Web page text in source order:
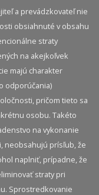
a prevádzkovateľ nie
obsiahnuté v obsahu
straty
na akejkoľvek
majú charakter
odporúčania)
pričom tieto sa
osobu. Takéto
na vykonanie
neobsahujú prísľub, že
naplniť, prípadne, že
straty pri
Sprostredkovanie